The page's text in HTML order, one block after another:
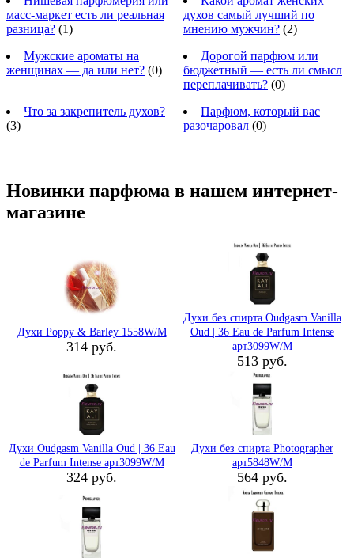
масс-маркет есть ли реальная
разница? (1)
духов самый лучший по
мнению мужчин? (2)
Мужские ароматы на
женщинах — да или нет? (0)
Дорогой парфюм или
бюджетный — есть ли смысл
переплачивать? (0)
Что за закрепитель духов?
(3)
Парфюм, который вас
разочаровал (0)
Новинки парфюма в нашем интернет-
магазине
Духи Poppy & Barley 1558W/M
314 руб.
Духи без спирта Oudgasm Vanilla
Oud | 36 Eau de Parfum Intense
арт3099W/M
513 руб.
Духи Oudgasm Vanilla Oud | 36 Eau
de Parfum Intense арт3099W/M
324 руб.
Духи без спирта Photographer
арт5848W/M
564 руб.